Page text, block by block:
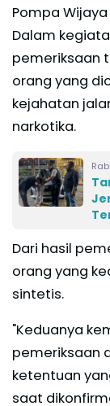
Pompa
Dalam
pemeriksaan
orang yang
kejahatan
narkotika.
Dari hasil
orang yang
sintetis.
"Keduanya
pemeriksaan
ketentuan
saat